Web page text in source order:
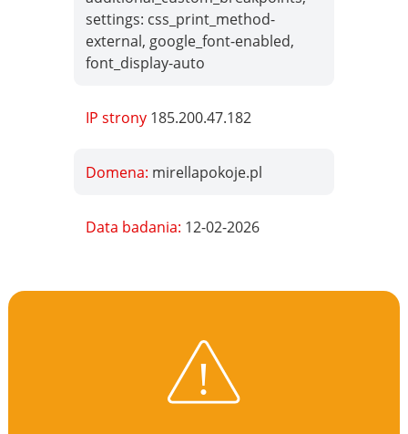
settings: css_print_method-
external, google_font-enabled,
font_display-auto
IP strony 185.200.47.182
Domena: mirellapokoje.pl
Data badania: 12-02-2026